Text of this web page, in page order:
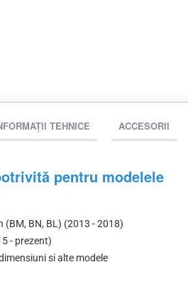
TEHNICE ACCESORII
pentru modelele
(BM, BN, BL) (2013 - 2018)
- prezent)
si alte modele